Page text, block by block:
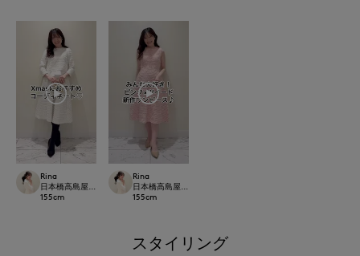
Rina
日本橋高島屋M Maglie le cassetto
155cm
Rina
日本橋高島屋M Maglie le cassetto
155cm
スタイリング